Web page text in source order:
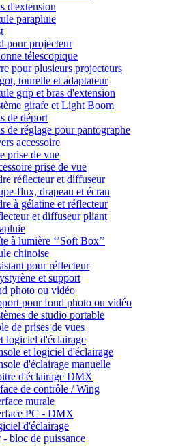
d'extension
parapluie
pour projecteur
télescopique
pour plusieurs projecteurs
tourelle et adaptateur
grip et bras d'extension
girafe et Light Boom
de déport
de réglage pour pantographe
accessoire
prise de vue
prise de vue
réflecteur et diffuseur
flux, drapeau et écran
à gélatine et réflecteur
et diffuseur pliant
à lumière ‘’Soft Box’’
chinoise
pour réflecteur
et support
photo ou vidéo
pour fond photo ou vidéo
de studio portable
de prises de vues
logiciel d'éclairage
et logiciel d'éclairage
d'éclairage manuelle
d'éclairage DMX
de contrôle / Wing
murale
PC - DMX
d'éclairage
- bloc de puissance